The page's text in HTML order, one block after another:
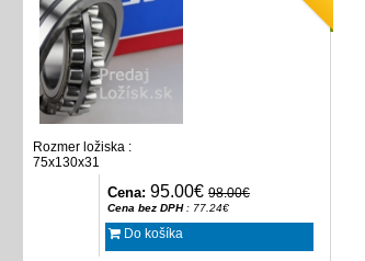
Rozmer ložiska :
75x130x31
Cena: 95.00€ 98.00€
Cena bez DPH: 77.24€
Do košíka